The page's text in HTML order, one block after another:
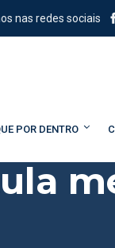
nas redes sociais
POR DENTRO